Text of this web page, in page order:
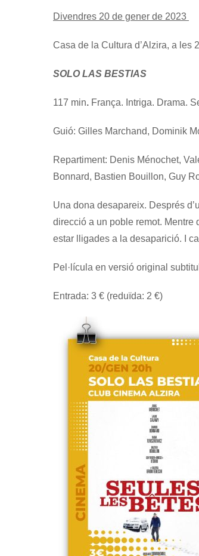
Divendres 20 de gener de 2023
Casa de la Cultura d’Alzira, a les
SOLO LAS BESTIAS
117 min. França. Intriga. Drama.
Guió: Gilles Marchand, Dominik
Repartiment: Denis Ménochet,
Bonnard, Bastien Bouillon, Guy
Una dona desapareix. Després
direcció a un poble remot. Mentre
estar lligades a la desaparició. I
Pel·lícula en versió original
Entrada: 3 € (reduïda: 2 €)